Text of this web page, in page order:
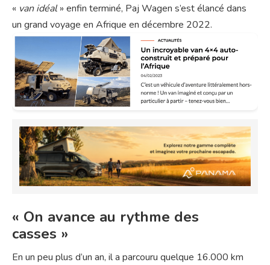
« van idéal» enfin terminé, Paj Wagen s’est élancé dans
un grand voyage en Afrique en décembre 2022.
« On avance au rythme des
casses »
En un peu plus d’un an, il a parcouru quelque 16.000 km